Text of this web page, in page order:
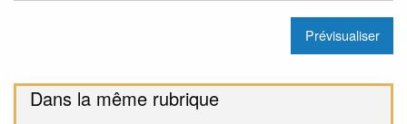
Dans la même rubrique